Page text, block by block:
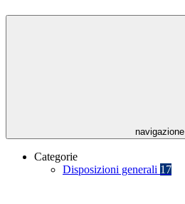
navigazione
Categorie
Disposizioni generali 17